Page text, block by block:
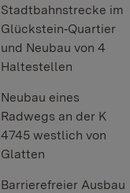
Stadtbahnstrecke im
Glückstein‐Quartier
und Neubau von 4
Haltestellen
Neubau eines
Radwegs an der K
4745 westlich von
Glatten
Barrierefreier Ausbau